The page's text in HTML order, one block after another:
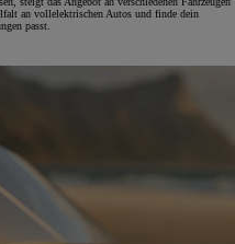
an vollelektrischen Autos und finde dein
passt.